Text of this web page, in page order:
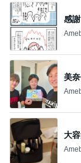
感
美
大